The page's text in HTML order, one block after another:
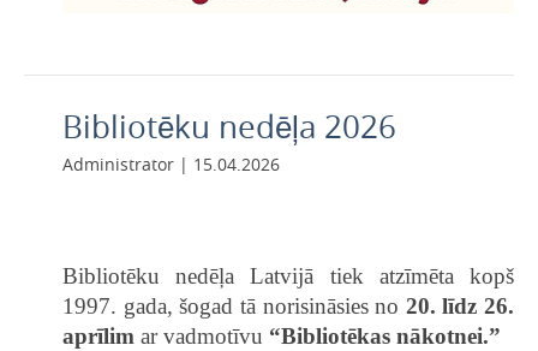
Bibliotēku nedēļa 2026
Administrator | 15.04.2026
Bibliotēku nedēļa Latvijā tiek atzīmēta kopš
1997. gada, šogad tā norisināsies no 20. līdz 26.
aprīlim ar vadmotīvu “Bibliotēkas nākotnei.”